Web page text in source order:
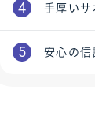
手厚いサ
安心の信